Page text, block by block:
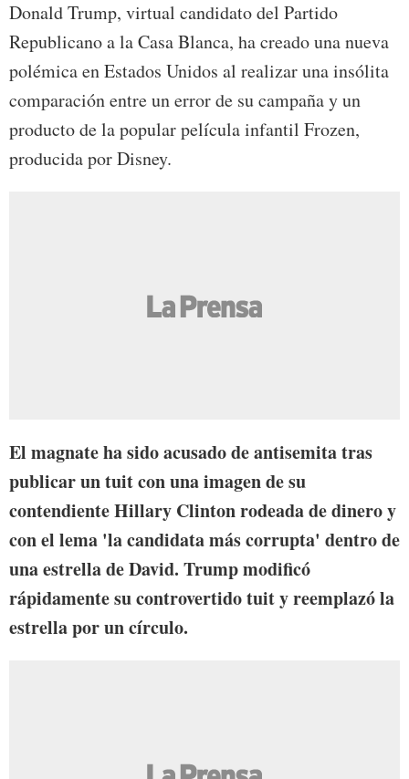
Donald Trump, virtual candidato del Partido
Republicano a la Casa Blanca, ha creado una nueva
polémica en Estados Unidos al realizar una insólita
comparación entre un error de su campaña y un
producto de la popular película infantil Frozen,
producida por Disney.
El magnate ha sido acusado de antisemita tras
publicar un tuit con una imagen de su
contendiente Hillary Clinton rodeada de dinero y
con el lema 'la candidata más corrupta' dentro de
una estrella de David. Trump modificó
rápidamente su controvertido tuit y reemplazó la
estrella por un círculo.